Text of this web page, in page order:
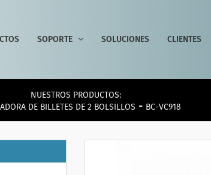
SOPORTE SOLUCIONES CLIENTES
NUESTROS PRODUCTOS:
DE BILLETES DE 2 BOLSILLOS - BC-VC918